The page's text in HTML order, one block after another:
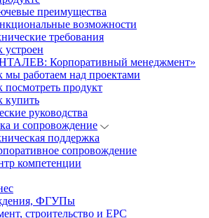
преимущества
возможности
требования
устроен
Корпоративный менеджмент»
мы работаем над проектами
посмотреть продукт
купить
руководства
и сопровождение
поддержка
сопровождение
компетенции
ФГУПы
строительство и EPC